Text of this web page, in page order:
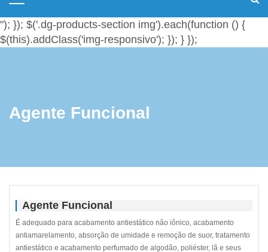
"); }); $('.dg-products-section img').each(function () {
$(this).addClass('img-responsivo'); }); } });
Agente Funcional
Agente Funcional
É adequado para acabamento antiestático não iônico, acabamento
antiamarelamento, absorção de umidade e remoção de suor, tratamento
antiestático e acabamento perfumado de algodão, poliéster, lã e seus